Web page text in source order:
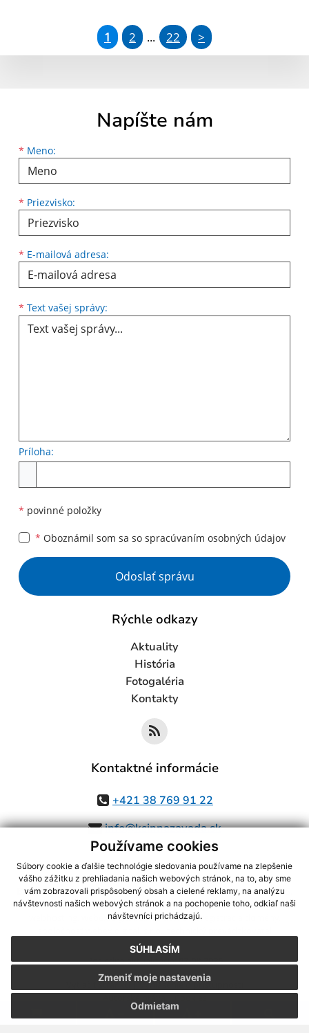
Používame cookies
Súbory cookie a ďalšie technológie sledovania používame na zlepšenie
vášho zážitku z prehliadania našich webových stránok, na to, aby sme
vám zobrazovali prispôsobený obsah a cielené reklamy, na analýzu
návštevnosti našich webových stránok a na pochopenie toho, odkiaľ naši
návštevníci prichádzajú.
SÚHLASÍM
Odmietam
Zmeniť moje nastavenia
1 2 ... 22 >
Napíšte nám
* Meno:
Meno
* Priezvisko:
Priezvisko
* E-mailová adresa:
E-mailová adresa
* Text vašej správy:
Príloha:
* povinné položky
* Oboznámil som sa so spracúvaním osobných údajov
Google reCaptcha Response
Odoslať správu
Rýchle odkazy
Aktuality
História
Fotogaléria
Kontakty
Kontaktné informácie
+421 38 769 91 22
info@ksinnazavada.sk
využite možnosť získavania aktuálnych informácií s využitím RSS
CMS systém (redakčný) systém ECHELON 2,Mapa stránok,web portál
webex.digital, s.r.o.,domény,registrácia domény
Posledná aktualizácia:07.08.2026
Vytlačiť stránku|Vyhlásenie o prístupnosti